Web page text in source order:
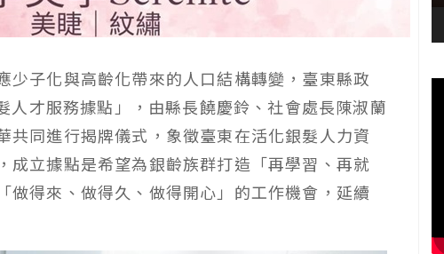
少子化與高齡化帶來的人口結構轉變，臺東縣政
才服務據點」，由縣長饒慶鈴、社會處長陳淑蘭
共同進行揭牌儀式，象徵臺東在活化銀髮人力資
成立據點是希望為銀齡族群打造「再學習、再就
做得來、做得久、做得開心」的工作機會，延續